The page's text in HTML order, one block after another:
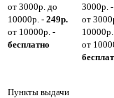
от 3000р. до
10000р. - 249р.
от 10000р. -
бесплатно
Пункты выдачи
3000р. -
от
от